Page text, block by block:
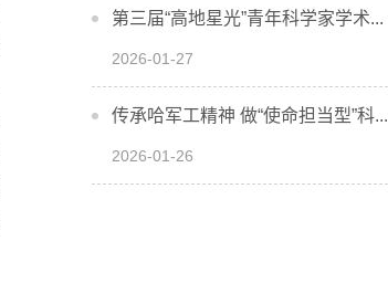
第三届“高地星光”青年科学家学术...
2026-01-27
传承哈军工精神 做“使命担当型”科...
2026-01-26